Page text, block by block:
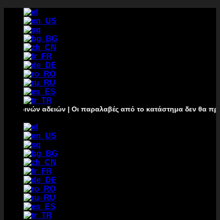
Перейти
содержанию
αδειών | Οι παραλαβές από το κατάστημα δεν θα